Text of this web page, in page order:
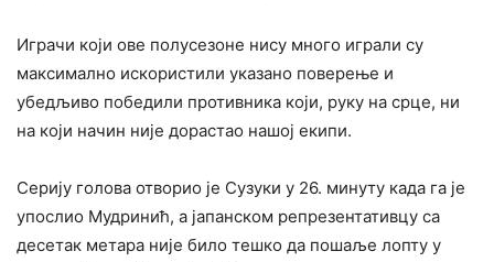
Играчи који ове полусезоне нису много играли су
максимално искористили указано поверење и
убедљиво победили противника који, руку на срце, ни
на који начин није дорастао нашој екипи.
Серију голова отворио је Сузуки у 26. минуту када га је
упослио Мудринић, а јапанском репрезентативцу са
десетак метара није било тешко да пошаље лопту у